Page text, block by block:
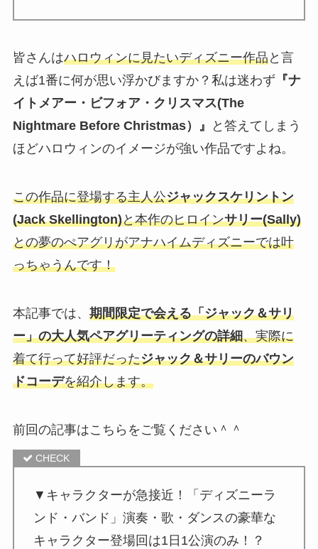
皆さんはハロウィンに見たいディズニー作品と言
えば1番に何が思い浮かびますか？私は迷わず 『ナ
イトメアー・ビフォア・クリスマス(The
Nightmare Before Christmas）』
と答えてしまう
ほどハロウィンのイメージが強い作品ですよね。
この作品に登場する主人公ジャックスケリントン
(Jack Skellington)と本作のヒロインサリー(Sally)
との夢のぺアグリがアナハイムディズニーでは叶
っちゃうんです！
本記事では、 期間限定で会える「ジャック＆サリ
ー」の大人気ペアグリーティングの詳細、実際に
着て行って好評だったジャック＆サリーのバウン
ドコーデを紹介します。
前回の記事はこちらをご覧ください＾＾
▼キャラクターが急接近！「ディズニーラ
ンド・バンド」演奏・歌・ダンスの豪華な
キャラクター登場回は1日1公演のみ！？